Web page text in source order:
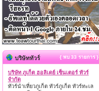
บริษัททัวร์ { พบ 33 รายการ }
บริษัท ภูเก็ต ฮอลิเดย์ เซ็นเตอร์ ทัวร์
จำกัด
ทัวร์นำเที่ยวภูเก็ต ทัวร์ภูเก็ต ทัวร์ทะเล